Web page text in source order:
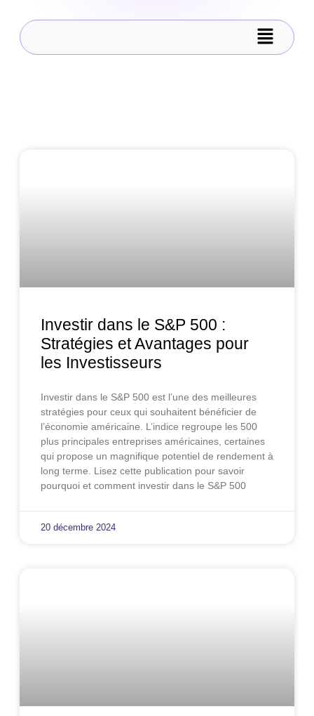
Investir dans le S&P 500 :
Stratégies et Avantages pour
les Investisseurs
Investir dans le S&P 500 est l’une des meilleures
stratégies pour ceux qui souhaitent bénéficier de
l’économie américaine. L’indice regroupe les 500
plus principales entreprises américaines, certaines
qui propose un magnifique potentiel de rendement à
long terme. Lisez cette publication pour savoir
pourquoi et comment investir dans le S&P 500
20 décembre 2024